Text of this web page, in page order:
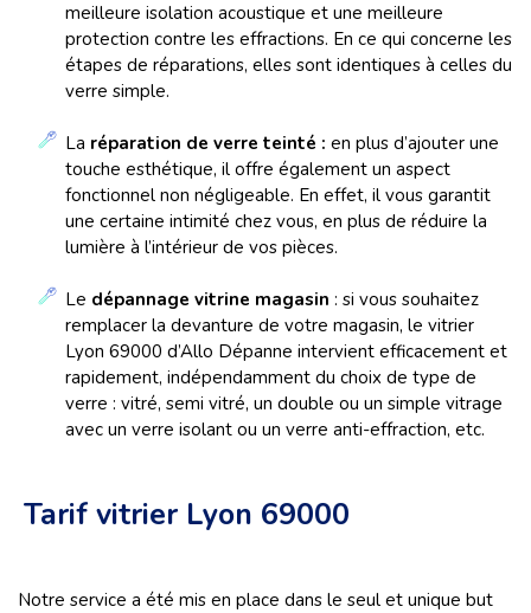
meilleure isolation acoustique et une meilleure
protection contre les effractions. En ce qui concerne les
étapes de réparations, elles sont identiques à celles du
verre simple.
La réparation de verre teinté : en plus d’ajouter une
touche esthétique, il offre également un aspect
fonctionnel non négligeable. En effet, il vous garantit
une certaine intimité chez vous, en plus de réduire la
lumière à l’intérieur de vos pièces.
Le dépannage vitrine magasin : si vous souhaitez
remplacer la devanture de votre magasin, le vitrier
Lyon 69000 d’Allo Dépanne intervient efficacement et
rapidement, indépendamment du choix de type de
verre : vitré, semi vitré, un double ou un simple vitrage
avec un verre isolant ou un verre anti-effraction, etc.
Tarif vitrier Lyon 69000
Notre service a été mis en place dans le seul et unique but